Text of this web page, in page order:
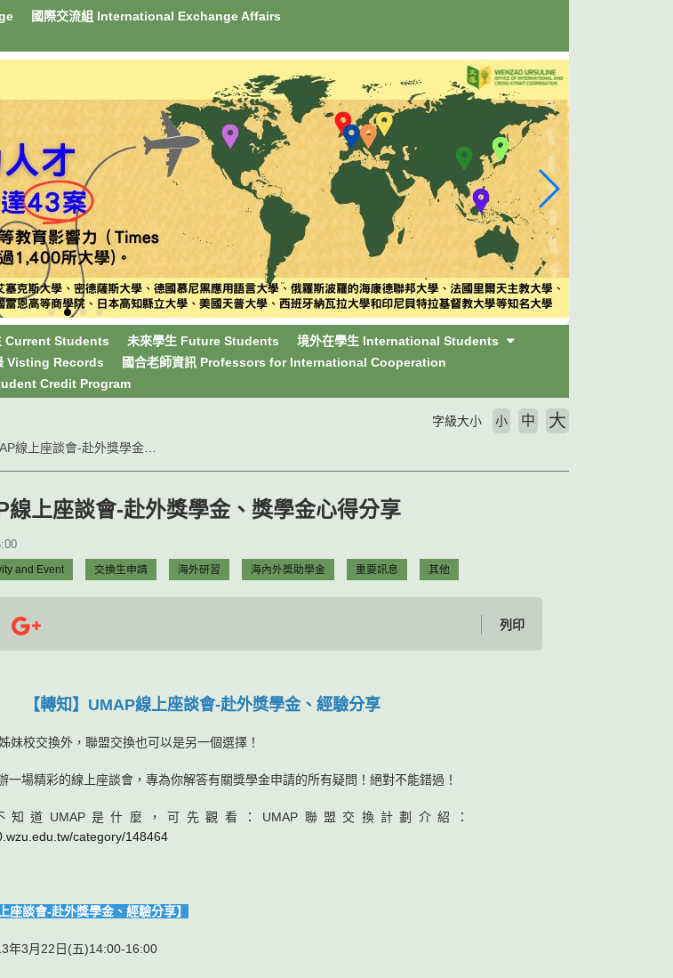
國際交流組 International Exchange Affairs
Current Students 未來學生 Future Students
境外在學生 International Students
Visting Records
國合老師資訊 Professors for International Cooperation
Credit Program
字級大小 小 中 大
線上座談會-赴外獎學金、獎學金心得分享
and Event 交換生申請 海外研習 海內外獎助學金 重要訊息 其他
列印
【轉知】UMAP線上座談會-赴外獎學金、經驗分享
妹校交換外，聯盟交換也可以是另一個選擇！
一場精彩的線上座談會，專為你解答有關獎學金申請的所有疑問！絕對不能錯過！
知道UMAP是什麼，可先觀看：UMAP聯盟交換計劃介紹：
category/148464
座談會-赴外獎學金、經驗分享】
年3月22日(五)14:00-16:00